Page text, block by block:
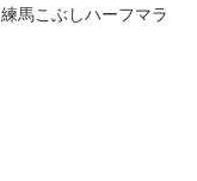
練馬こぶしハーフマラ